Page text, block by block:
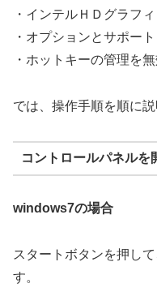
・インテルＨＤグラフ
・オプションとサポート
・ホットキーの管理を
では、操作手順を順に説
コントロールパネルを
windows7の場合
スタートボタンを押し
す。